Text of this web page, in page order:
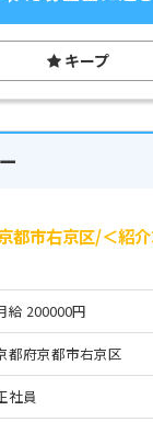
キープ
都市右京区/＜紹
給 200000円
都府京都市右京区
社員